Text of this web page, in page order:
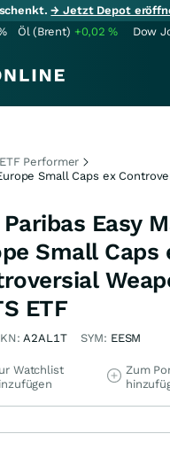
→ Jetzt Depot
Öl (Brent) +0,02% Dow
Performer
Small Caps ex
Paribas Easy
Small Caps
ETF
A2AL1T SYM: EESM
Watchlist
Zum